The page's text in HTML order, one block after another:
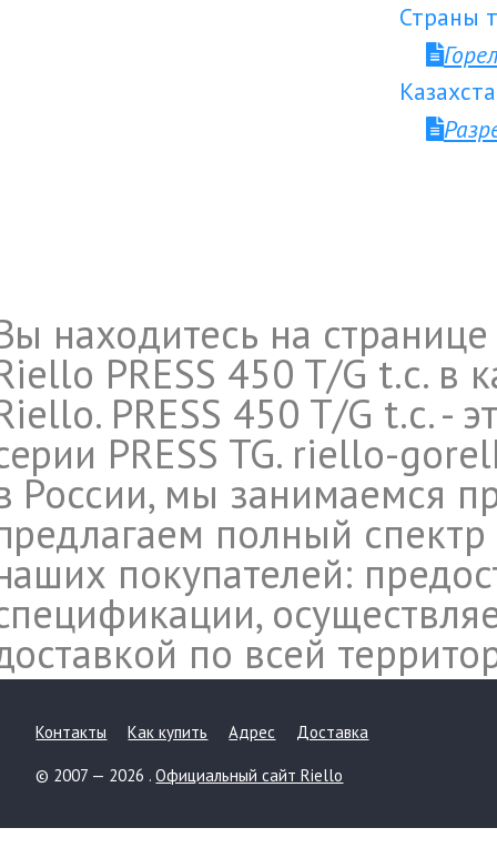
Страны
находитесь на
PRESS 450 T/G t.c. в
PRESS 450 T/G t.c. -
PRESS TG. riello-
России, мы занимаемся
полный
покупателей:
по всей
Контакты Как купить Адрес Доставка
© 2007 — 2026 .Официальный сайт Riello